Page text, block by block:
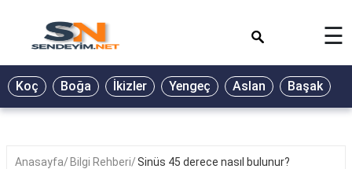
BİYOGRAFİ
GALERİ
☰
Koç Boğa İkizler Yengeç Aslan Başak
Anasayfa Bilgi Rehberi Sinüs 45 derece nasıl bulunur?